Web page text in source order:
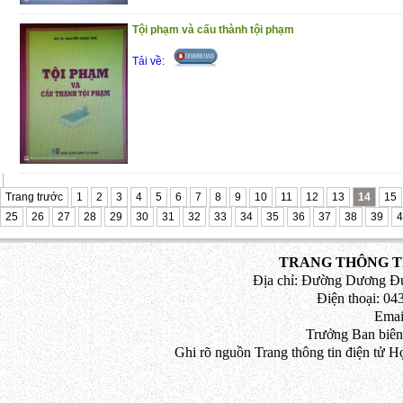
Tội phạm và cấu thành tội phạm
Tải về:
Trang trước 1 2 3 4 5 6 7 8 9 10 11 12 13 14
15
25
26 27 28 29 30 31 32 33 34 35 36 37 38 39
TRANG THÔNG
Địa chỉ: Đường Dương
Điện thoại:
Trưởng Ban
Ghi rõ nguồn Trang thông tin điện tử